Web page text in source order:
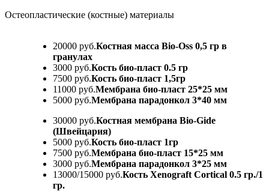
Остеопластические (костные) материалы
20000 руб.Костная масса Bio-Oss 0,5 гр в
гранулах
3000 руб.Кость био-пласт 0.5 гр
7500 руб.Кость био-пласт 1,5гр
11000 руб.Мембрана био-пласт 25*25 мм
5000 руб.Мембрана парадонкол 3*40 мм
30000 руб.Костная мембрана Bio-Gide
(Швейцария)
5000 руб.Кость био-пласт 1гр
7500 руб.Мембрана био-пласт 15*25 мм
3000 руб.Мембрана парадонкол 3*25 мм
13000/15000 руб.Кость Xenograft Cortical 0.5 гр./1
гр.